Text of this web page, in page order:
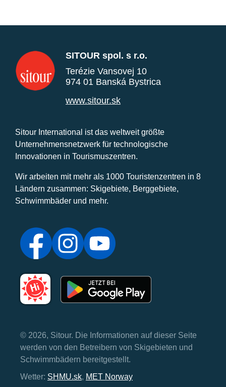
SITOUR spol. s r.o.
Terézie Vansovej 10
974 01 Banská Bystrica
www.sitour.sk
Sitour International ist das weltweit größte
Unternehmensnetzwerk für technologische
Innovationen in Tourismuszentren.
Wir arbeiten mit mehr als 1000 Touristenzentren in 8
Ländern zusammen: Skigebiete, Berggebiete,
Schwimmbäder und mehr.
© 2026, Sitour. Die Informationen auf dieser Seite
werden von den Betreibern von Skigebieten und
Schwimmbädern bereitgestellt.
Wetter: SHMU.sk, MET Norway